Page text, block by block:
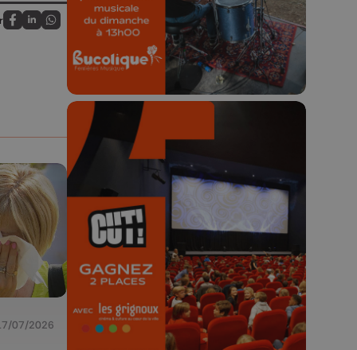
Partagez sur FaceBook
Partagez sur LinkedIn
Partagez sur Whatsapp
07/2026
23h59.
🎬 Concours CUT x
Les Grignoux ✨
Concours permanent - 2 places à
gagner chaque semaine !